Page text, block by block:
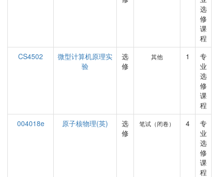
选
修
课
程
CS4502
微型计算机原理实
验
选
修
其他 1
专
业
选
修
课
程
004018e
原子核物理(英)
选
修
笔试（闭卷） 4
专
业
选
修
课
程